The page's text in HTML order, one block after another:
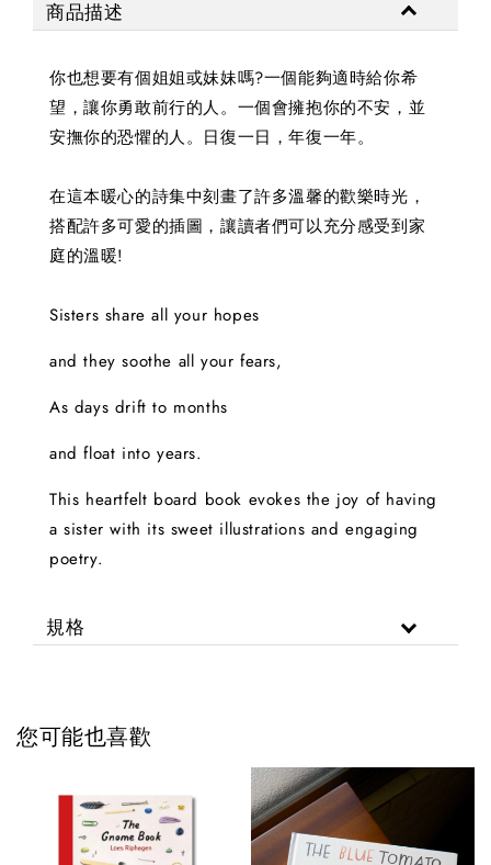
商品描述
你也想要有個姐姐或妹妹嗎?一個能夠適時給你希
望，讓你勇敢前行的人。一個會擁抱你的不安，並
安撫你的恐懼的人。日復一日，年復一年。
在這本暖心的詩集中刻畫了許多溫馨的歡樂時光，
搭配許多可愛的插圖，讓讀者們可以充分感受到家
庭的溫暖!
Sisters share all your hopes
and they soothe all your fears,
As days drift to months
and float into years.
This heartfelt board book evokes the joy of having
a sister with its sweet illustrations and engaging
poetry.
規格
您可能也喜歡